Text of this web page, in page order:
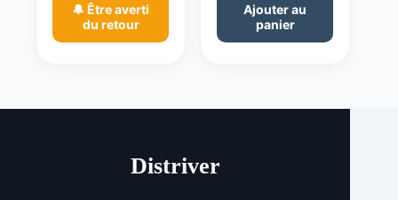
🔔 Être averti
du retour
Ajouter au
panier
Distriver